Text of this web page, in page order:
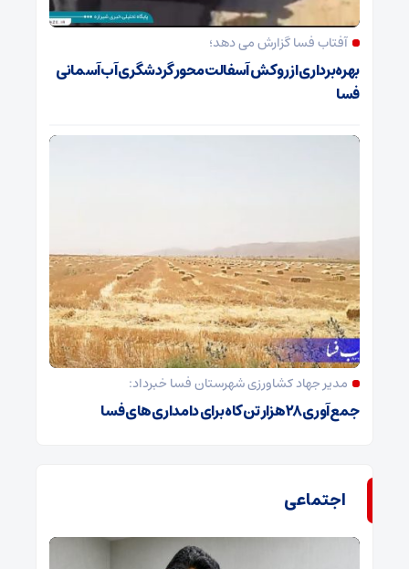
آفتاب فسا گزارش می دهد؛
بهره‌برداری از روکش آسفالت محور گردشگری آب‌آسمانی
فسا
مدیر جهاد کشاورزی شهرستان فسا خبرداد:
جمع‌آوری ۲۸ هزار تن کاه برای دامداری‌های فسا
اجتماعی